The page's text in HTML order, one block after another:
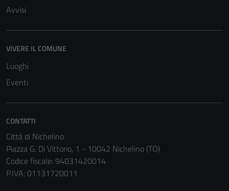
Avvisi
VIVERE IL COMUNE
Luoghi
Eventi
CONTATTI
Città di Nichelino
Piazza G. Di Vittorio, 1 - 10042 Nichelino (TO)
Codice fiscale: 94031420014
P.IVA: 01131720011